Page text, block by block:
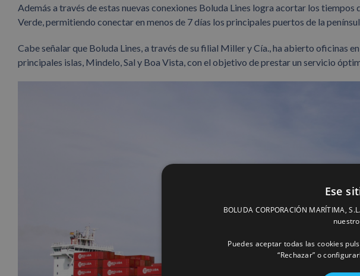
Además a través de estas nuevas conexiones Boluda Lines logra acortar los
Verde, permitiendo conectar en menos de 7 días los principales puertos de la
Cabe señalar que Boluda Lines, a través de su filial Miller y Cía., ha abierto oficinas
principales islas, Mindelo, Sal y Boa Vista, con el objetivo de prestar un servicio
Ese
BOLUDA CORPORACIÓN MARÍTIMA,
Puedes aceptar todas las cookies
“Rechazar” o